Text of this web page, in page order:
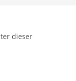
dieser